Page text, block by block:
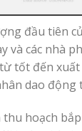
đầu tiên
và các nhà
tốt đến xuất
dao động
hoạch